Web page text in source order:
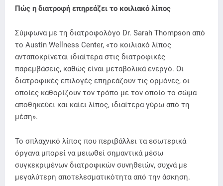
Πώς η διατροφή επηρεάζει το κοιλιακό λίπος
Σύμφωνα με τη διατροφολόγο Dr. Sarah Thompson από
το Austin Wellness Center, «το κοιλιακό λίπος
ανταποκρίνεται ιδιαίτερα στις διατροφικές
παρεμβάσεις, καθώς είναι μεταβολικά ενεργό. Οι
διατροφικές επιλογές επηρεάζουν τις ορμόνες, οι
οποίες καθορίζουν τον τρόπο με τον οποίο το σώμα
αποθηκεύει και καίει λίπος, ιδιαίτερα γύρω από τη
μέση».
Το σπλαχνικό λίπος που περιβάλλει τα εσωτερικά
όργανα μπορεί να μειωθεί σημαντικά μέσω
συγκεκριμένων διατροφικών συνηθειών, συχνά με
μεγαλύτερη αποτελεσματικότητα από την άσκηση.